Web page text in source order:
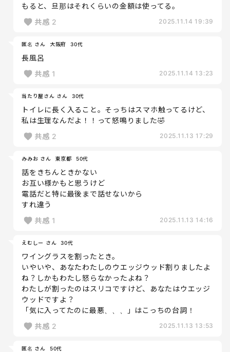
もると、旦那はそれくらいの金額は使ってる。
共感 2 2025.11.14 19:39
匿名 さん 大阪府 30代
長風呂
共感 1 2025.11.14 13:23
当たり屋さん さん 30代
トイレに長く入ること。そっちはスマホ触ってるけど、
私は生理なんだよ！！って怒鳴りました🤣
共感 2 2025.11.13 17:29
みみお さん 東京都 50代
話をきちんときかない
お互い様かもと思うけど
電話だと特に最後まで話せないから
すれ違う
共感 1 2025.11.13 14:16
えむしー さん 30代
ワイングラスを割ったとき。
いやいや、あなたわたしのウエッジウッド割りましたよ
ね？しかもわたし怒らなかったよね？
わたしが割ったのはスリコですけど、あなたはウエッジ
ウッドですよ？
「気に入ってたのに最悪、、、」はこっちの台詞！
共感 2 2025.11.13 13:53
匿名 さん 50代